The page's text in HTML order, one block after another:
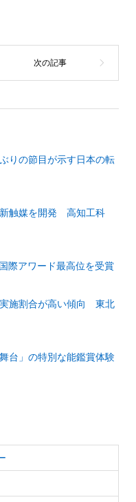
りの節目が示す日本の転
触媒を開発 高知工科
際アワード最高位を受賞
施割合が高い傾向 東北
台」の特別な能鑑賞体験